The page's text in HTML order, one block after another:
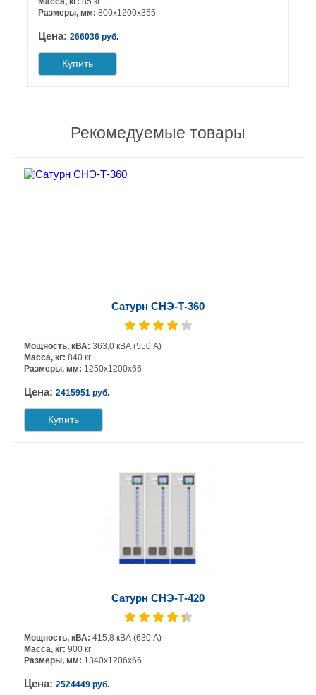
Размеры, мм: 800х1200х355
Цена: 266036 руб.
Купить
Рекомедуемые товары
Сатурн СНЭ-Т-360
Мощность, кВА:363,0 кВА (550 А)
Масса, кг:840 кг
Размеры, мм: 1250х1200х66
Цена:2415951 руб.
Купить
Сатурн СНЭ-Т-420
Мощность, кВА:415,8 кВА (630 А)
Масса, кг:900 кг
Размеры, мм: 1340х1206х66
Цена:2524449 руб.